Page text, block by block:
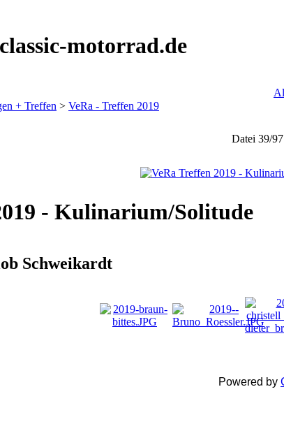
motorrad.de
+ Treffen > VeRa - Treffen 2019
Datei 39/97
- Kulinarium/Solitude
Schweikardt
Powered by